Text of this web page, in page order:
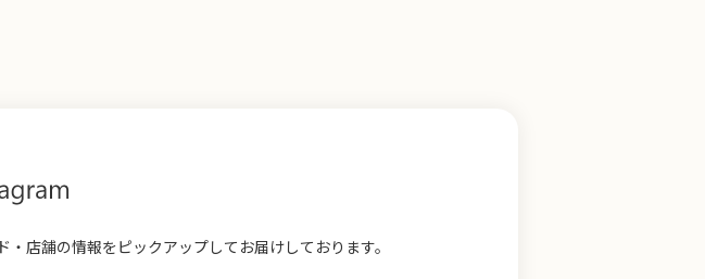
店舗の情報をピックアップしてお届けしております。